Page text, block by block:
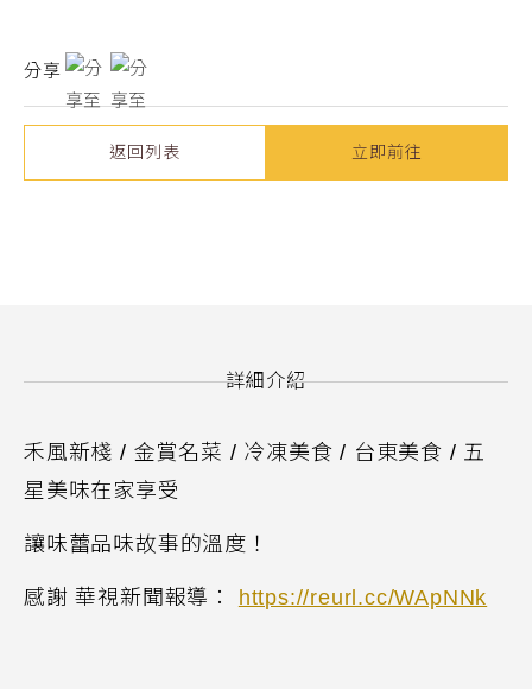
分享
返回列表 立即前往
詳細介紹
禾風新棧 / 金賞名菜 / 冷凍美食 / 台東美食 / 五
星美味在家享受
讓味蕾品味故事的溫度！
感謝 華視新聞報導： https://reurl.cc/WApNNk